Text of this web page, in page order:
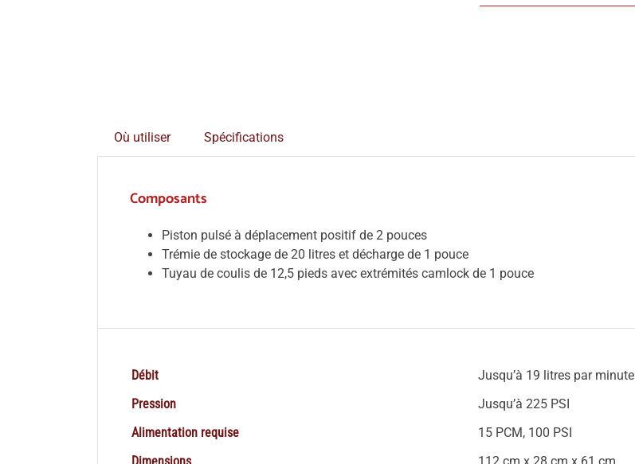
Où utiliser Spécifications
Composants
Piston pulsé à déplacement positif de 2 pouces
Trémie de stockage de 20 litres et décharge de 1 pouce
Tuyau de coulis de 12,5 pieds avec extrémités camlock de 1 pouce
Débit
Jusqu’à 19 litres par minute
Pression
Jusqu’à 225 PSI
Alimentation requise
15 PCM, 100 PSI